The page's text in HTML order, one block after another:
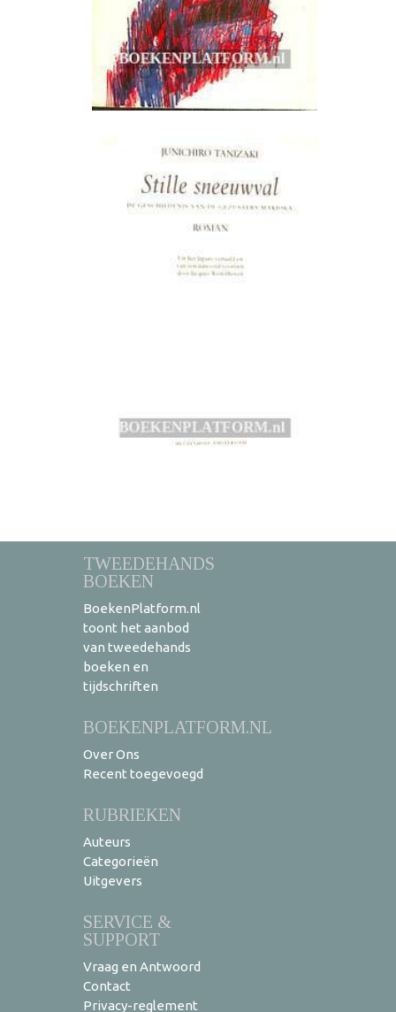
TWEEDEHANDS
BOEKEN
BoekenPlatform.nl
toont het aanbod
van tweedehands
boeken en
tijdschriften
BOEKENPLATFORM.NL
Over Ons
Recent toegevoegd
RUBRIEKEN
Auteurs
Categorieën
Uitgevers
SERVICE &
SUPPORT
Vraag en Antwoord
Contact
Privacy-reglement